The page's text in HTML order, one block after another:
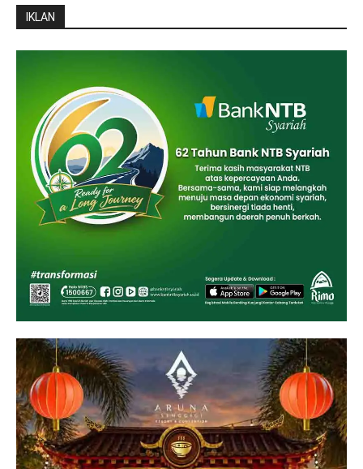
IKLAN